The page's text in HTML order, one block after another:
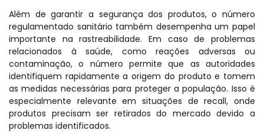
Além de garantir a segurança dos produtos, o número
regulamentado sanitário também desempenha um papel
importante na rastreabilidade. Em caso de problemas
relacionados à saúde, como reações adversas ou
contaminação, o número permite que as autoridades
identifiquem rapidamente a origem do produto e tomem
as medidas necessárias para proteger a população. Isso é
especialmente relevante em situações de recall, onde
produtos precisam ser retirados do mercado devido a
problemas identificados.